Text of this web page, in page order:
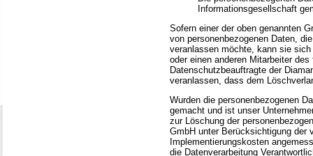
Informationsgesellschaft
Sofern einer der oben genannten
von personenbezogenen Daten,
veranlassen möchte, kann sie
oder einen anderen Mitarbeiter
Datenschutzbeauftragte der
veranlassen, dass dem
Wurden die personenbezogenen
gemacht und ist unser
zur Löschung der
GmbH unter Berücksichtigung der
Implementierungskosten
die Datenverarbeitung